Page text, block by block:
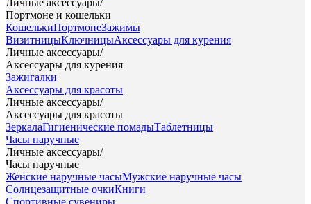
Личные аксессуары/
Портмоне и кошельки
КошелькиПортмонеЗажимы
ВизитницыКлючницыАксессуары для курения
Личные аксессуары/
Аксессуары для курения
Зажигалки
Аксессуары для красоты
Личные аксессуары/
Аксессуары для красоты
ЗеркалаГигиенические помадыТаблетницы
Часы наручные
Личные аксессуары/
Часы наручные
Женские наручные часыМужские наручные часы
Солнцезащитные очкиКниги
Спортивные сувениры